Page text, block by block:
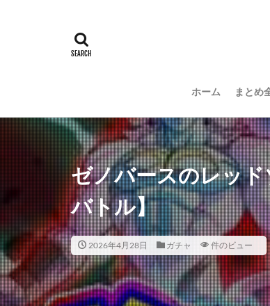
ホーム まとめ
ゼノバースのレッ
バトル】
2026年4月28日 ガチャ 件のビュー